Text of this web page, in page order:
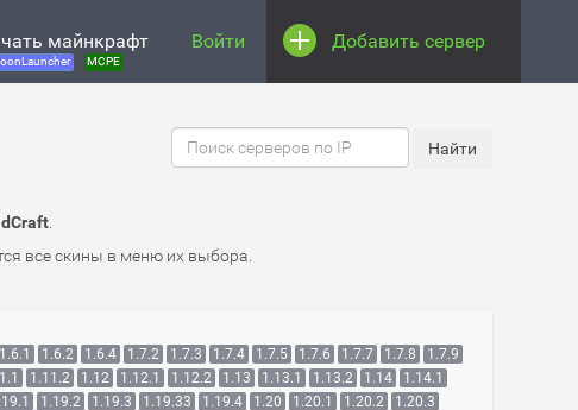
майнкрафт
MCPE
Войти Добавить сервер
все скины в меню их выбора.
1.6.1 1.6.2 1.6.4 1.7.2 1.7.3 1.7.4 1.7.5 1.7.6 1.7.7 1.7.8
1.7.9
1.11.2 1.12 1.12.1 1.12.2 1.13 1.13.1 1.13.2 1.14
1.14.1
1.19.2 1.19.3 1.19.33 1.19.4 1.20 1.20.1 1.20.2
1.20.3